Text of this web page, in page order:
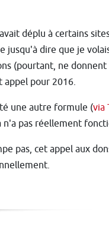
déplu à certains
jusqu'à dire que je
(pourtant, ne
appel pour 2016.
une autre formule (via
n'a pas réellement
pas, cet appel aux